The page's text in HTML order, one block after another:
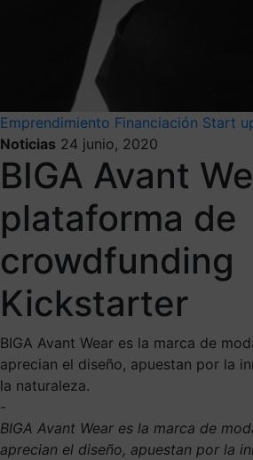
Emprendimiento Financiación Start
Noticias 24 junio, 2020
BIGA Avant
plataforma de
crowdfunding
Kickstarter
BIGA Avant Wear es la marca de
aprecian el diseño, apuestan por la
la naturaleza.
-
BIGA Avant Wear es la marca de
aprecian el diseño, apuestan por la